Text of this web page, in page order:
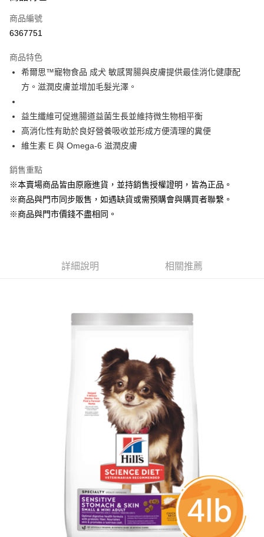
信用卡一次付款
超商取貨付款
Apple Pay
街口支付
悠遊付
Google Pay
【全家】取貨1500免運
每筆NT$60，滿NT$1,500(含以上)免運費
宅配【全館滿1500免運】
每筆NT$85，滿NT$1,500(含以上)免運費
【宅配-貨到付款】1500免運
每筆NT$115，滿NT$1,500(含以上)免運費
商品編號
6367751
商品特色
希爾思™寵物食品 成犬 敏感胃腸與皮膚提供最佳消化健康配
方。滋潤皮膚並增加毛髮光澤。
益生纖維可促進腸道益菌生長並維持微生物相平衡
高消化性有助於良好營養吸收並形成方便清理的糞便
維生素 E 與 Omega-6 滋潤皮膚
銷售重點
※本賣場商品皆由原廠進貨，並持銷售授權證明，皆為正品。
※商品與門市同步販售，如遇缺貨或需預購會與購買者聯繫。
※商品與門市價錢不盡相同。
詳細說明 相關推薦